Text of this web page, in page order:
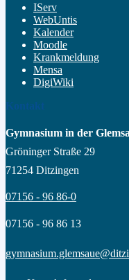
IServ
WebUntis
Kalender
Moodle
Krankmeldung
Mensa
DigiWiki
Kontakt
Gymnasium in der
Gröninger Straße 29
71254 Ditzingen
07156 - 96 86-0
07156 - 96 86 13